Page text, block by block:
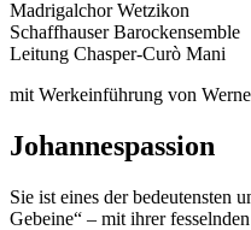
Madrigalchor Wetzikon
Schaffhauser Barockensemble
Leitung Chasper-Curò Mani
mit Werkeinführung von
Johannespassion
Sie ist eines der bedeutensten
Gebeine“ – mit ihrer